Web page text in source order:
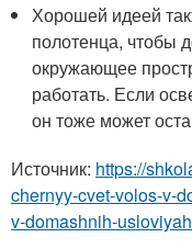
Хорошей идеей
полотенца, чтобы
окружающее
работать. Если
он тоже может
Источник: https://
chernyy-cvet-volos-v-
v-domashnih-usloviyah